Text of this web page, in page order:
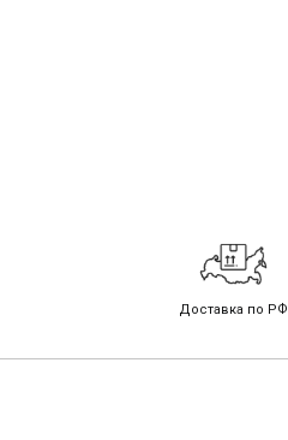
Доставка по РФ